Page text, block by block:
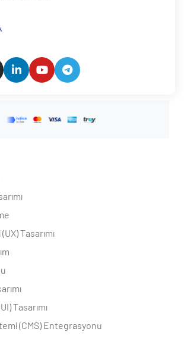
Tasarımı
Tasarımı
(CMS) Entegrasyonu